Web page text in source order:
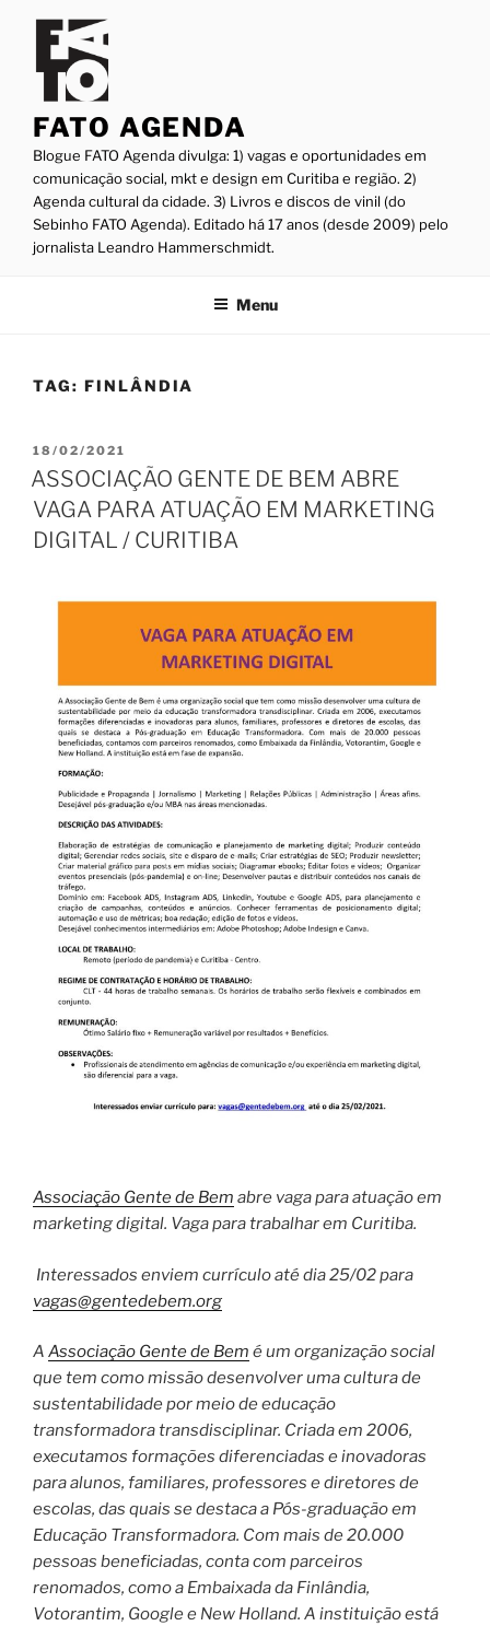
conteúdo
FATO AGENDA
Blogue FATO Agenda divulga: 1) vagas e oportunidades em
comunicação social, mkt e design em Curitiba e região. 2)
Agenda cultural da cidade. 3) Livros e discos de vinil (do
Sebinho FATO Agenda). Editado há 17 anos (desde 2009) pelo
jornalista Leandro Hammerschmidt.
Menu
TAG: FINLÂNDIA
PUBLICADO
EM
18/02/2021
ASSOCIAÇÃO GENTE DE BEM ABRE
VAGA PARA ATUAÇÃO EM MARKETING
DIGITAL / CURITIBA
Associação Gente de Bem abre vaga para atuação em
marketing digital. Vaga para trabalhar em Curitiba.
Interessados enviem currículo até dia 25/02 para
vagas@gentedebem.org
A Associação Gente de Bem é um organização social
que tem como missão desenvolver uma cultura de
sustentabilidade por meio de educação
transformadora transdisciplinar. Criada em 2006,
executamos formações diferenciadas e inovadoras
para alunos, familiares, professores e diretores de
escolas, das quais se destaca a Pós-graduação em
Educação Transformadora. Com mais de 20.000
pessoas beneficiadas, conta com parceiros
renomados, como a Embaixada da Finlândia,
Votorantim, Google e New Holland. A instituição está